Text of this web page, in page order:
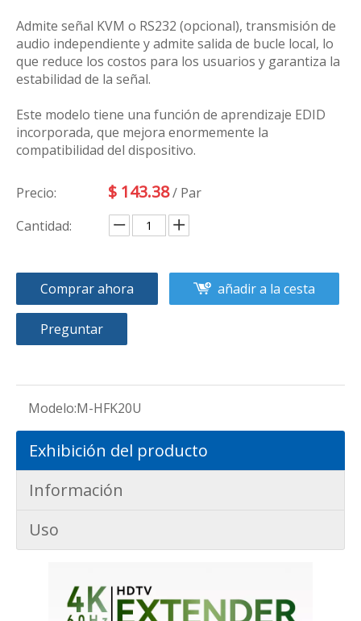
Admite señal KVM o RS232 (opcional), transmisión de
audio independiente y admite salida de bucle local, lo
que reduce los costos para los usuarios y garantiza la
estabilidad de la señal.
Este modelo tiene una función de aprendizaje EDID
incorporada, que mejora enormemente la
compatibilidad del dispositivo.
Precio: $ 143.38/ Par
Cantidad:
Comprar ahora añadir a la cesta
Preguntar
Modelo:M-HFK20U
Exhibición del producto
Información
Uso